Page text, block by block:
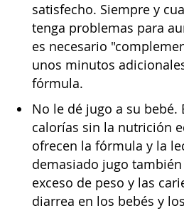
satisfecho. Siempre y
tenga problemas para
es necesario
unos minutos
fórmula.
No le dé jugo a su bebé.
calorías sin la nutrición
ofrecen la fórmula y la
demasiado jugo
exceso de peso y las
diarrea en los bebés y